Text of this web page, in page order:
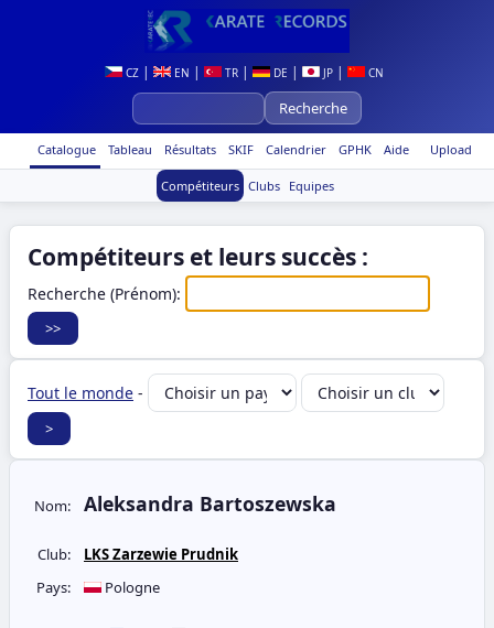
CZ| EN | TR| DE | JP| CN
Upload
Catalogue Tableau Résultats SKIF Calendrier GPHK Aide
Compétiteurs Clubs Equipes
Compétiteurs et leurs succès :
Recherche (Prénom):
Tout le monde -
Nom: Aleksandra Bartoszewska
Club:
LKS Zarzewie Prudnik
Pays:
Pologne